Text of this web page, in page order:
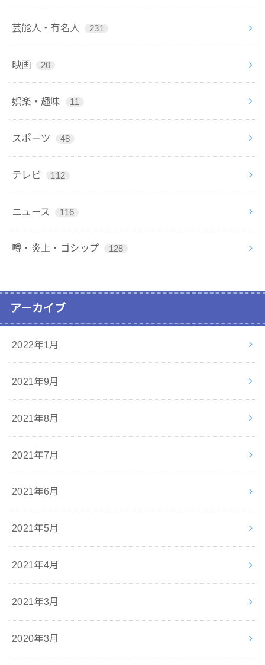
芸能人・有名人 231
映画 20
娯楽・趣味 11
スポーツ 48
テレビ 112
ニュース 116
噂・炎上・ゴシップ 128
アーカイブ
2022年1月
2021年9月
2021年8月
2021年7月
2021年6月
2021年5月
2021年4月
2021年3月
2020年3月